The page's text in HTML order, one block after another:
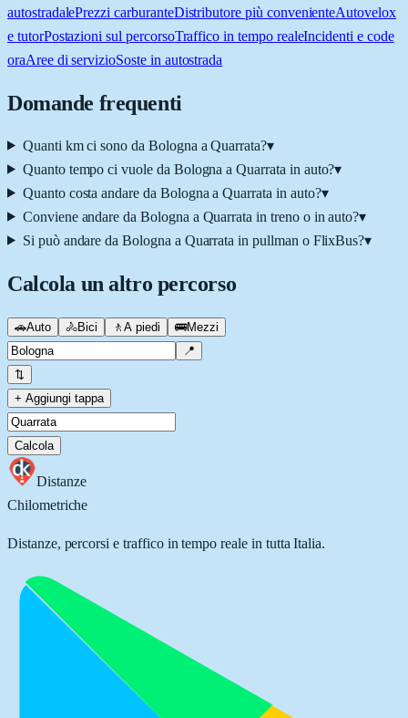
autostradalePrezzi carburanteDistributore più convenienteAutovelox
e tutorPostazioni sul percorsoTraffico in tempo realeIncidenti e code
oraAree di servizioSoste in autostrada
Domande frequenti
Quanti km ci sono da Bologna a Quarrata?▾
Quanto tempo ci vuole da Bologna a Quarrata in auto?▾
Quanto costa andare da Bologna a Quarrata in auto?▾
Conviene andare da Bologna a Quarrata in treno o in auto?▾
Si può andare da Bologna a Quarrata in pullman o FlixBus?▾
Calcola un altro percorso
🚗Auto 🚴Bici 🚶 A piedi 🚌Mezzi
📍
⇅
+ Aggiungi tappa
Calcola
Distanze
Chilometriche
Distanze, percorsi e traffico in tempo reale in tutta Italia.